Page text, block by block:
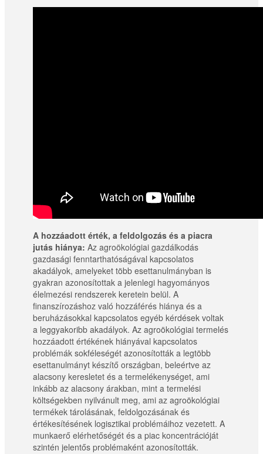
A hozzáadott érték, a feldolgozás és a piacra
jutás hiánya: Az agroökológiai gazdálkodás
gazdasági fenntarthatóságával kapcsolatos
akadályok, amelyeket több esettanulmányban is
gyakran azonosítottak a jelenlegi hagyományos
élelmezési rendszerek keretein belül. A
finanszírozáshoz való hozzáférés hiánya és a
beruházásokkal kapcsolatos egyéb kérdések voltak
a leggyakoribb akadályok. Az agroökológiai termelés
hozzáadott értékének hiányával kapcsolatos
problémák sokféleségét azonosították a legtöbb
esettanulmányt készítő országban, beleértve az
alacsony keresletet és a termelékenységet, ami
inkább az alacsony árakban, mint a termelési
költségekben nyilvánult meg, ami az agroökológiai
termékek tárolásának, feldolgozásának és
értékesítésének logisztikai problémáihoz vezetett. A
munkaerő elérhetőségét és a piac koncentrációját
szintén jelentős problémaként azonosították.